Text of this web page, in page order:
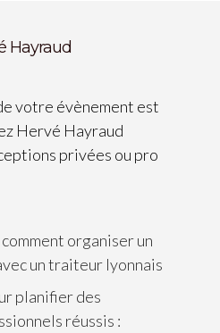
Hayraud
votre évènement est
Hervé Hayraud
privées ou pro
organiser un
un traiteur lyonnais
planifier des
réussis :